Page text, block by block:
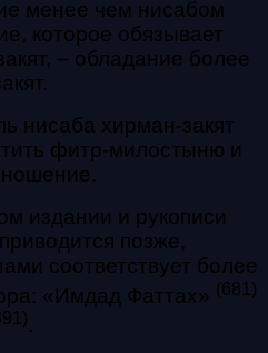
менее чем нисабом
которое обязывает
– обладание более
нисаба хирман-закят
фитр-милостыню и
издании и рукописи
позже,
соответствует более
«Имдад Фаттах» (681)
.